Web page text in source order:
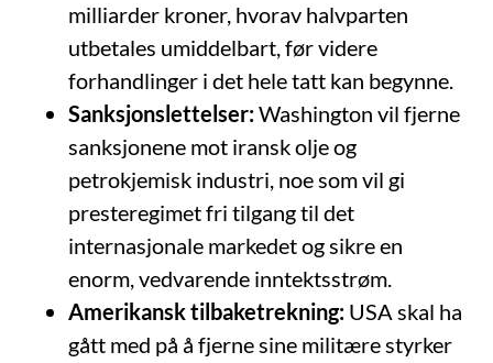
milliarder kroner, hvorav halvparten
utbetales umiddelbart, før videre
forhandlinger i det hele tatt kan begynne.
Sanksjonslettelser:Washington vil fjerne
sanksjonene mot iransk olje og
petrokjemisk industri, noe som vil gi
presteregimet fri tilgang til det
internasjonale markedet og sikre en
enorm, vedvarende inntektsstrøm.
Amerikansk tilbaketrekning: USA skal ha
gått med på å fjerne sine militære styrker